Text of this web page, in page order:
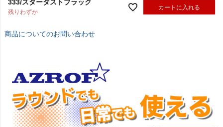
333/スターダストブラック
残りわずか
カートに入れる
商品についてのお問い合わせ